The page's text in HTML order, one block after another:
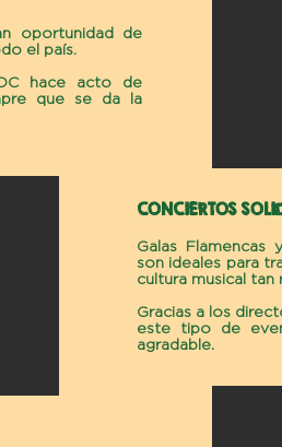
oportunidad de
el país.
hace acto de
que se da la
CONCIERTOS
Galas Flamencas
son ideales para
cultura musical tan
Gracias a los
este tipo de
agradable.